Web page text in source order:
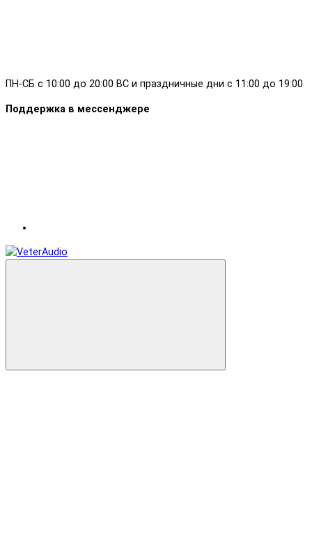
ПН-СБ с 10:00 до 20:00 ВС и праздничные дни с 11:00 до 19:00
Поддержка в мессенджере